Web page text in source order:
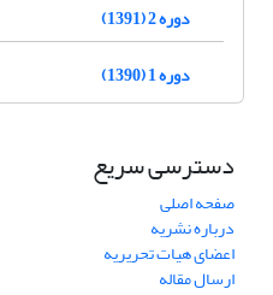
دوره 2 (1391)
دوره 1 (1390)
دسترسی سریع
صفحه اصلی
درباره نشریه
اعضای هیات تحریریه
ارسال مقاله